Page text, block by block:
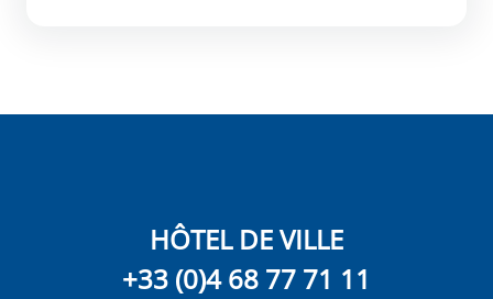
HÔTEL DE VILLE
+33 (0)4 68 77 71 11